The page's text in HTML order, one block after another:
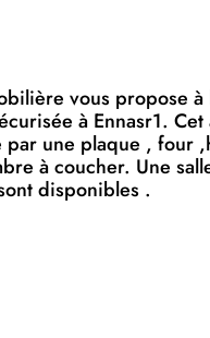
vous propose
à Ennasr1.
par une plaque , four
à coucher. Une
disponibles .